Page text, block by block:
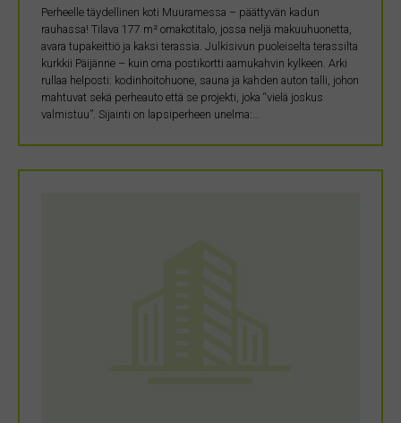
Perheelle täydellinen koti Muuramessa – päättyvän kadun
rauhassa! Tilava 177 m² omakotitalo, jossa neljä makuuhuonetta,
avara tupakeittiö ja kaksi terassia. Julkisivun puoleiselta terassilta
kurkkii Päijänne – kuin oma postikortti aamukahvin kylkeen. Arki
rullaa helposti: kodinhoitohuone, sauna ja kahden auton talli, johon
mahtuvat sekä perheauto että se projekti, joka “vielä joskus
valmistuu”. Sijainti on lapsiperheen unelma:…